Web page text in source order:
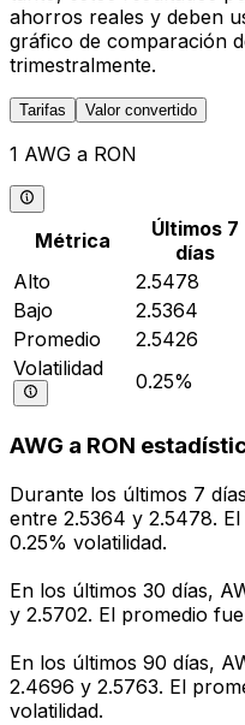
ahorros reales y deben
gráfico de comparación
trimestralmente.
Tarifas Valor convertido
1 AWG a RON
Métrica
Últimos 7
días
Alto
2.5478
Bajo
2.5364
Promedio
2.5426
Volatilidad
0.25%
AWG a RON
Durante los últimos 7
entre 2.5364 y 2.5478.
0.25% volatilidad.
En los últimos 30 días,
y 2.5702. El promedio
En los últimos 90 días,
2.4696 y 2.5763. El
volatilidad.